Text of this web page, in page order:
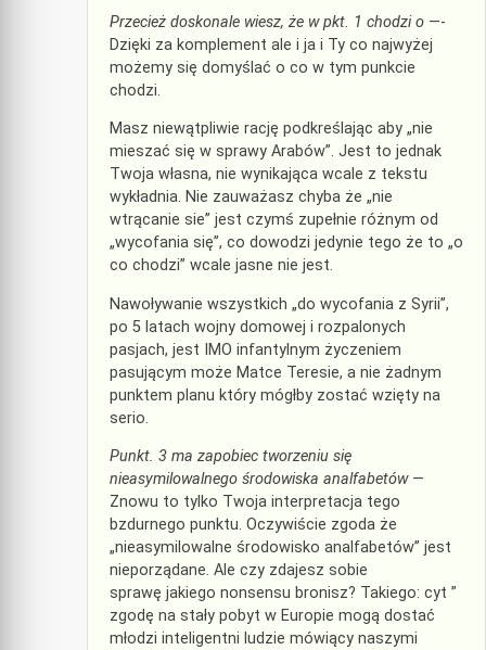
Przecież doskonale wiesz, że w pkt. 1 chodzi o —-
Dzięki za komplement ale i ja i Ty co najwyżej
możemy się domyślać o co w tym punkcie
chodzi.
Masz niewątpliwie rację podkreślając aby „nie
mieszać się w sprawy Arabów”. Jest to jednak
Twoja własna, nie wynikająca wcale z tekstu
wykładnia. Nie zauważasz chyba że „nie
wtrącanie sie” jest czymś zupełnie różnym od
„wycofania się”, co dowodzi jedynie tego że to „o
co chodzi” wcale jasne nie jest.
Nawoływanie wszystkich „do wycofania z Syrii”,
po 5 latach wojny domowej i rozpalonych
pasjach, jest IMO infantylnym życzeniem
pasującym może Matce Teresie, a nie żadnym
punktem planu który mógłby zostać wzięty na
serio.
Punkt. 3 ma zapobiec tworzeniu się
nieasymilowalnego środowiska analfabetów—
Znowu to tylko Twoja interpretacja tego
bzdurnego punktu. Oczywiście zgoda że
„nieasymilowalne środowisko analfabetów” jest
nieporządane. Ale czy zdajesz sobie
sprawę jakiego nonsensu bronisz? Takiego: cyt ”
zgodę na stały pobyt w Europie mogą dostać
młodzi inteligentni ludzie mówiący naszymi